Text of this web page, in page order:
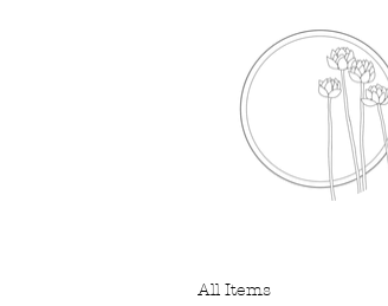
All Items